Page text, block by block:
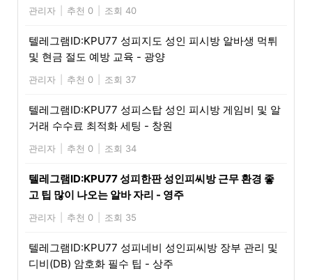
관리자 추천 0 조회 40
텔레그램ID:KPU77 성피지도 성인 피시방 알바생 먹튀
및 현금 절도 예방 교육 - 광양
관리자 추천 0 조회 37
텔레그램ID:KPU77 성피스탑 성인 피시방 게임비 및 알
거래 수수료 최적화 세팅 - 창원
관리자 추천 0 조회 34
텔레그램ID:KPU77 성피한판 성인피씨방 근무 환경 좋
고 팁 많이 나오는 알바 자리 - 영주
관리자 추천 0 조회 35
텔레그램ID:KPU77 성피네비 성인피씨방 장부 관리 및
디비(DB) 암호화 필수 팁 - 상주